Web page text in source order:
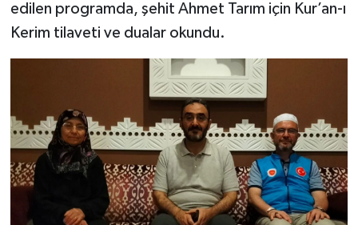
edilen programda, şehit Ahmet Tarım için Kur’an-ı
Kerim tilaveti ve dualar okundu.
Vefat Haberleri
Yaşam